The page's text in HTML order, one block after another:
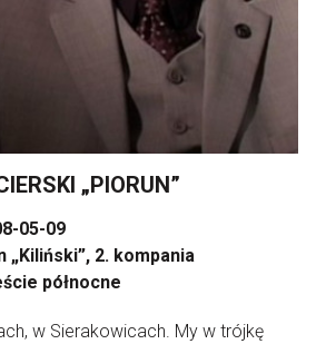
„PIORUN”
05-09
„Kiliński”, 2. kompania
północne
w Sierakowicach. My w trójkę